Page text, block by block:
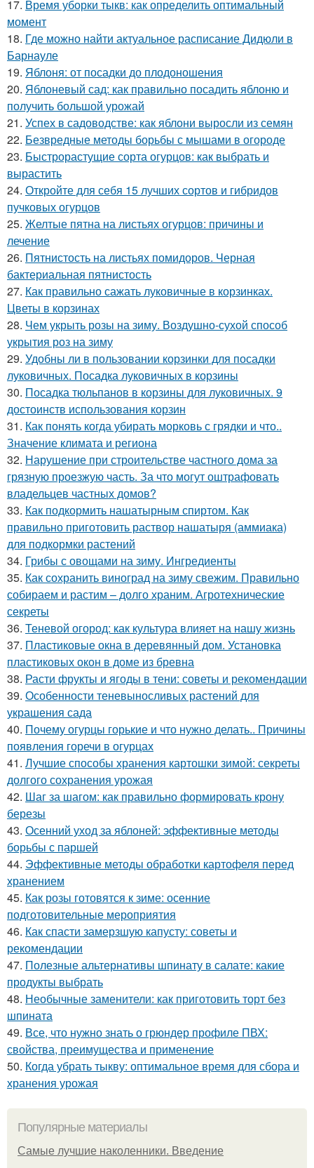
17. Время уборки тыкв: как определить оптимальный
момент
18. Где можно найти актуальное расписание Дидюли в
Барнауле
19. Яблоня: от посадки до плодоношения
20. Яблоневый сад: как правильно посадить яблоню и
получить большой урожай
21. Успех в садоводстве: как яблони выросли из семян
22. Безвредные методы борьбы с мышами в огороде
23. Быстрорастущие сорта огурцов: как выбрать и
вырастить
24. Откройте для себя 15 лучших сортов и гибридов
пучковых огурцов
25. Желтые пятна на листьях огурцов: причины и
лечение
26. Пятнистость на листьях помидоров. Черная
бактериальная пятнистость
27. Как правильно сажать луковичные в корзинках.
Цветы в корзинах
28. Чем укрыть розы на зиму. Воздушно-сухой способ
укрытия роз на зиму
29. Удобны ли в пользовании корзинки для посадки
луковичных. Посадка луковичных в корзины
30. Посадка тюльпанов в корзины для луковичных. 9
достоинств использования корзин
31. Как понять когда убирать морковь с грядки и что..
Значение климата и региона
32. Нарушение при строительстве частного дома за
грязную проезжую часть. За что могут оштрафовать
владельцев частных домов?
33. Как подкормить нашатырным спиртом. Как
правильно приготовить раствор нашатыря (аммиака)
для подкормки растений
34. Грибы с овощами на зиму. Ингредиенты
35. Как сохранить виноград на зиму свежим. Правильно
собираем и растим – долго храним. Агротехнические
секреты
36. Теневой огород: как культура влияет на нашу жизнь
37. Пластиковые окна в деревянный дом. Установка
пластиковых окон в доме из бревна
38. Расти фрукты и ягоды в тени: советы и рекомендации
39. Особенности теневыносливых растений для
украшения сада
40. Почему огурцы горькие и что нужно делать.. Причины
появления горечи в огурцах
41. Лучшие способы хранения картошки зимой: секреты
долгого сохранения урожая
42. Шаг за шагом: как правильно формировать крону
березы
43. Осенний уход за яблоней: эффективные методы
борьбы с паршей
44. Эффективные методы обработки картофеля перед
хранением
45. Как розы готовятся к зиме: осенние
подготовительные мероприятия
46. Как спасти замерзшую капусту: советы и
рекомендации
47. Полезные альтернативы шпинату в салате: какие
продукты выбрать
48. Необычные заменители: как приготовить торт без
шпината
49. Все, что нужно знать о грюндер профиле ПВХ:
свойства, преимущества и применение
50. Когда убрать тыкву: оптимальное время для сбора и
хранения урожая
Популярные материалы
Самые лучшие наколенники. Введение